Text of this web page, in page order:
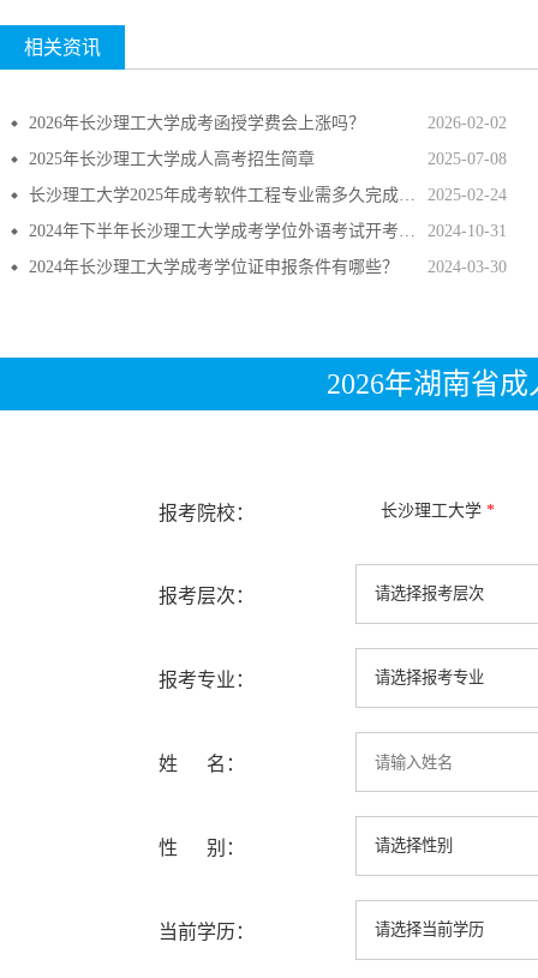
相关资讯
2026-02-02
2026年长沙理工大学成考函授学费会上涨吗？
2025-07-08
2025年长沙理工大学成人高考招生简章
2025-02-24
长沙理工大学2025年成考软件工程专业需多久完成并拿证？
2024-10-31
2024年下半年长沙理工大学成考学位外语考试开考通知!
2024-03-30
2024年长沙理工大学成考学位证申报条件有哪些？
2026年湖南省
报考院校： 长沙理工大学 *
报考层次：
报考专业：
姓 名：
性 别：
当前学历：